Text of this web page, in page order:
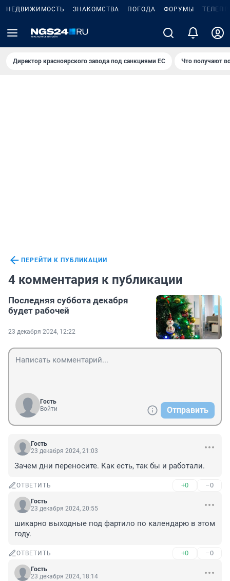
НЕДВИЖИМОСТЬ ЗНАКОМСТВА ПОГОДА ФОРУМЫ
Директор красноярского завода под санкциями ЕС Что получают
ПЕРЕЙТИ К ПУБЛИКАЦИИ
4 комментария к публикации
Последняя суббота декабря
будет рабочей
23 декабря 2024, 12:22
Гость
Войти
Отправить
Гость
23 декабря 2024, 21:03
Зачем дни переносите. Как есть, так бы и работали.
ОТВЕТИТЬ +0 –0
Гость
23 декабря 2024, 20:55
шикарно выходные под фартило по календарю в этом
году.
ОТВЕТИТЬ +0 –0
Гость
23 декабря 2024, 18:14